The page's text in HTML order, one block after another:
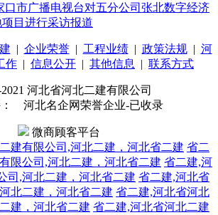
口市广播电视台对五分公司张北数字经济
目进行采访报道
| 企业荣誉| 工程业绩| 政策法规| 河
作 | 信息公开 | 其他信息 | 联系方式
河北省河北二建有限公司
河北名企网荣誉企业-已收录
微商顾客平台
建有限公司,河北二建，河北省二建 省二
限公司,河北二建，河北省二建 省二建,河
司,河北二建，河北省二建 省二建,河北省
北二建，河北省二建 省二建,河北省河北
建，河北省二建 省二建,河北省河北二建